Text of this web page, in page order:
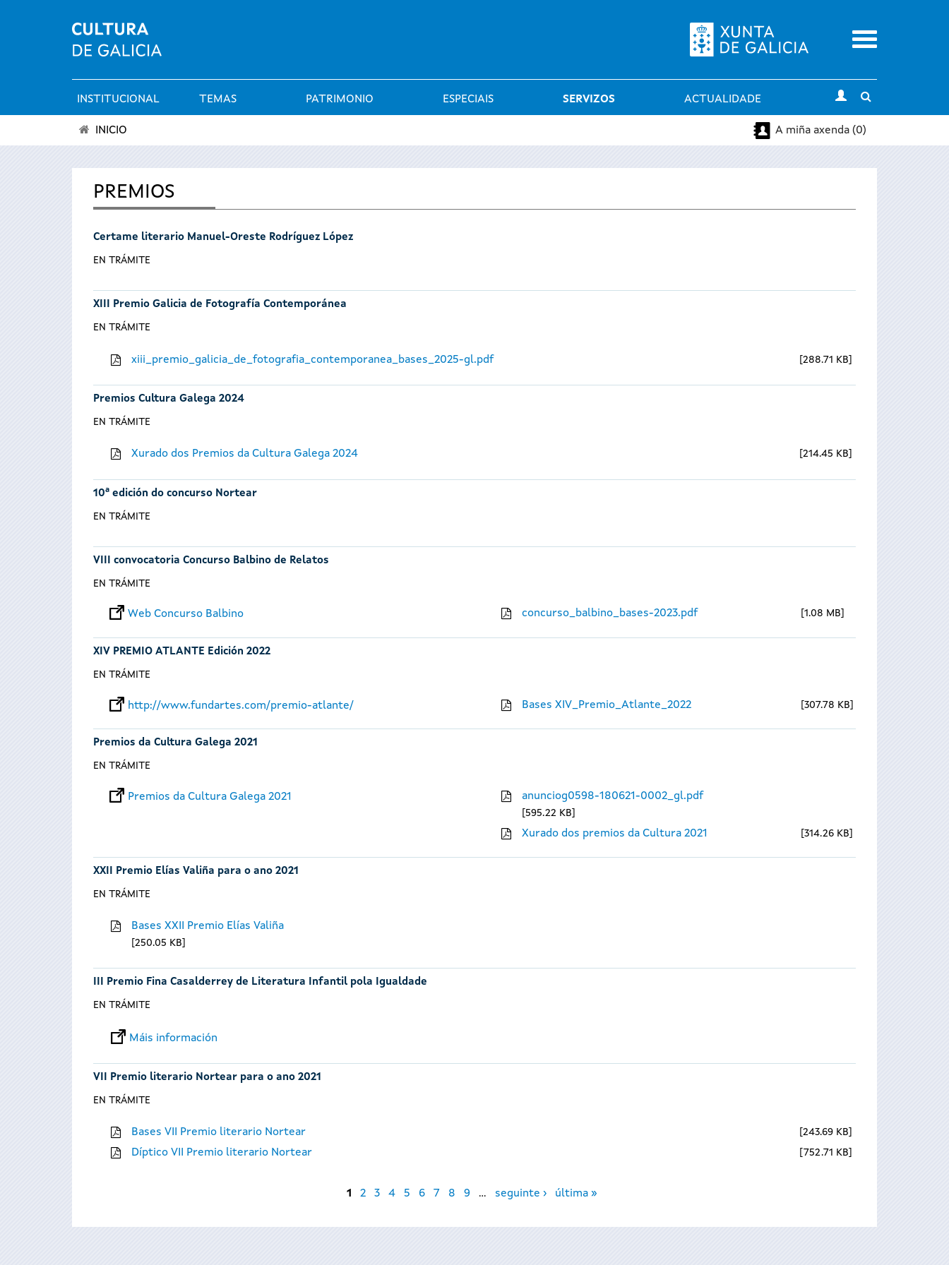
Menu
Menú
principal
INSTITUCIONAL TEMAS PATRIMONIO ESPECIAIS SERVIZOS ACTUALIDADE
search
está
INICIO A miña axenda (0)
PREMIOS
Certame literario Manuel-Oreste Rodríguez López
EN TRÁMITE
XIII Premio Galicia de Fotografía Contemporánea
EN TRÁMITE
xiii_premio_galicia_de_fotografia_contemporanea_bases_2025-gl.pdf 288.71 KB
Premios Cultura Galega 2024
EN TRÁMITE
Xurado dos Premios da Cultura Galega 2024 214.45 KB
10ª edición do concurso Nortear
EN TRÁMITE
VIII convocatoria Concurso Balbino de Relatos
EN TRÁMITE
Web Concurso Balbino concurso_balbino_bases-2023.pdf 1.08 MB
XIV PREMIO ATLANTE Edición 2022
EN TRÁMITE
http://www.fundartes.com/premio-atlante/ Bases XIV_Premio_Atlante_2022 307.78 KB
Premios da Cultura Galega 2021
EN TRÁMITE
Premios da Cultura Galega 2021 anunciog0598-180621-0002_gl.pdf
595.22 KB
Xurado dos premios da Cultura 2021 314.26 KB
XXII Premio Elías Valiña para o ano 2021
EN TRÁMITE
Bases XXII Premio Elías Valiña
250.05 KB
III Premio Fina Casalderrey de Literatura Infantil pola Igualdade
EN TRÁMITE
Máis información
VII Premio literario Nortear para o ano 2021
EN TRÁMITE
Bases VII Premio literario Nortear 243.69 KB
Díptico VII Premio literario Nortear 752.71 KB
1 2 3 4 5 6 7 8 9 … seguinte › última »